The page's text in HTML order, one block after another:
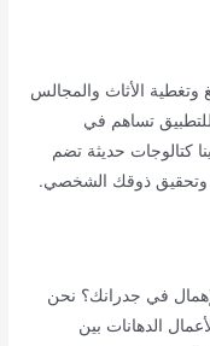
وتغطية الأثاث والمجالس
تساهم في
كتالوجات حديثة تضم
وتحقيق ذوقك الشخصي.
في جدرانك؟ نحن
الدهانات بين